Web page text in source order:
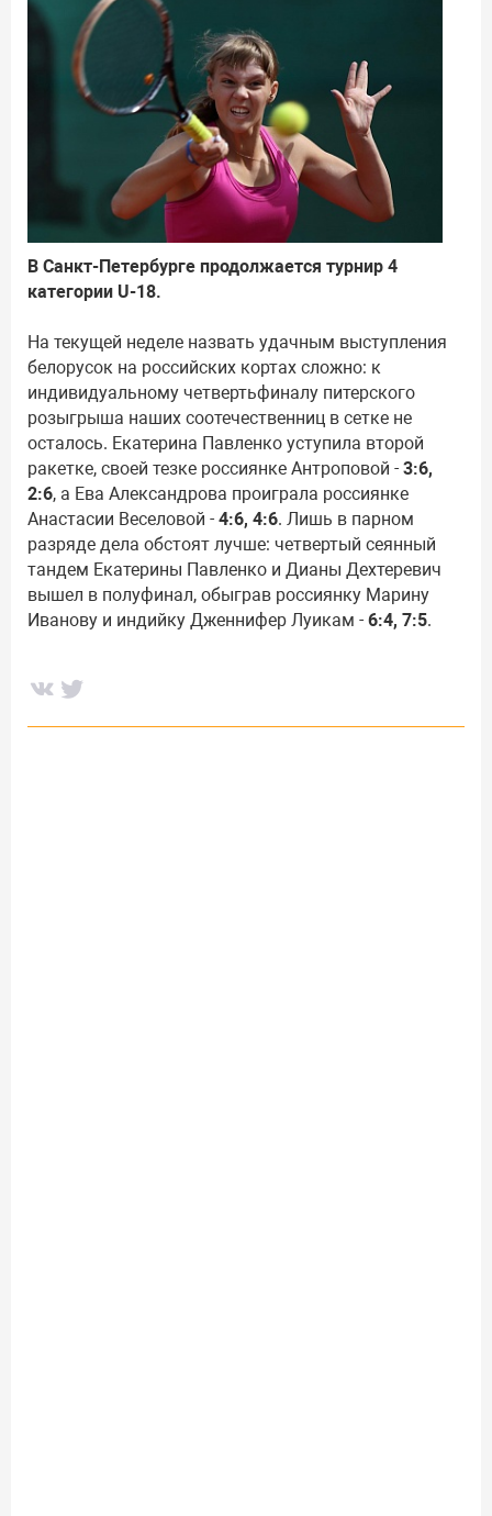
В Санкт-Петербурге продолжается турнир 4
категории U-18.
На текущей неделе назвать удачным выступления
белорусок на российских кортах сложно: к
индивидуальному четвертьфиналу питерского
розыгрыша наших соотечественниц в сетке не
осталось. Екатерина Павленко уступила второй
ракетке, своей тезке россиянке Антроповой - 3:6,
2:6, а Ева Александрова проиграла россиянке
Анастасии Веселовой - 4:6, 4:6. Лишь в парном
разряде дела обстоят лучше: четвертый сеянный
тандем Екатерины Павленко и Дианы Дехтеревич
вышел в полуфинал, обыграв россиянку Марину
Иванову и индийку Дженнифер Луикам - 6:4, 7:5.